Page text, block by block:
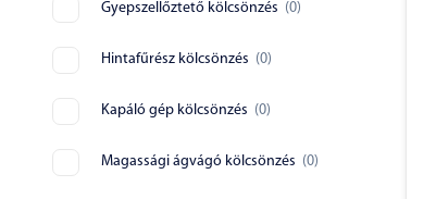
Gyepszellőztető kölcsönzés (0)
Hintafűrész kölcsönzés (0)
Kapáló gép kölcsönzés (0)
Magassági ágvágó kölcsönzés (0)